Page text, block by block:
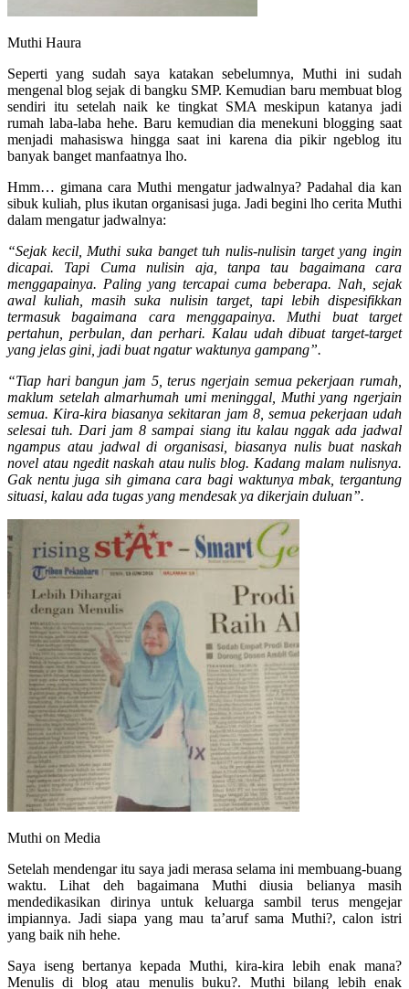
Muthi Haura
Seperti yang sudah saya katakan sebelumnya, Muthi ini sudah
mengenal blog sejak di bangku SMP. Kemudian baru membuat blog
sendiri itu setelah naik ke tingkat SMA meskipun katanya jadi
rumah laba-laba hehe. Baru kemudian dia menekuni blogging saat
menjadi mahasiswa hingga saat ini karena dia pikir ngeblog itu
banyak banget manfaatnya lho.
Hmm… gimana cara Muthi mengatur jadwalnya? Padahal dia kan
sibuk kuliah, plus ikutan organisasi juga. Jadi begini lho cerita Muthi
dalam mengatur jadwalnya:
“Sejak kecil, Muthi suka banget tuh nulis-nulisin target yang ingin
dicapai. Tapi Cuma nulisin aja, tanpa tau bagaimana cara
menggapainya. Paling yang tercapai cuma beberapa. Nah, sejak
awal kuliah, masih suka nulisin target, tapi lebih dispesifikkan
termasuk bagaimana cara menggapainya. Muthi buat target
pertahun, perbulan, dan perhari. Kalau udah dibuat target-target
yang jelas gini, jadi buat ngatur waktunya gampang”.
“Tiap hari bangun jam 5, terus ngerjain semua pekerjaan rumah,
maklum setelah almarhumah umi meninggal, Muthi yang ngerjain
semua. Kira-kira biasanya sekitaran jam 8, semua pekerjaan udah
selesai tuh. Dari jam 8 sampai siang itu kalau nggak ada jadwal
ngampus atau jadwal di organisasi, biasanya nulis buat naskah
novel atau ngedit naskah atau nulis blog. Kadang malam nulisnya.
Gak nentu juga sih gimana cara bagi waktunya mbak, tergantung
situasi, kalau ada tugas yang mendesak ya dikerjain duluan”.
Muthi on Media
Setelah mendengar itu saya jadi merasa selama ini membuang-buang
waktu. Lihat deh bagaimana Muthi diusia belianya masih
mendedikasikan dirinya untuk keluarga sambil terus mengejar
impiannya. Jadi siapa yang mau ta’aruf sama Muthi?, calon istri
yang baik nih hehe.
Saya iseng bertanya kepada Muthi, kira-kira lebih enak mana?
Menulis di blog atau menulis buku?. Muthi bilang lebih enak